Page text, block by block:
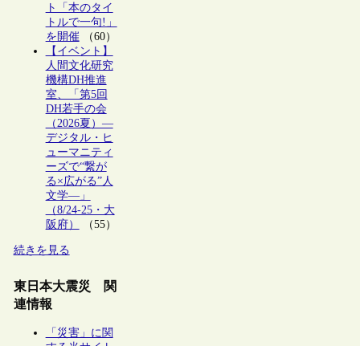
ト「本のタイ
トルで一句!」
を開催（60）
【イベント】
人間文化研究
機構DH推進
室、「第5回
DH若手の会
（2026夏）―
デジタル・ヒ
ューマニティ
ーズで“繋が
る×広がる”人
文学―」
（8/24-25・大
阪府）
（55）
続きを見る
東日本大震災 関
連情報
「災害」に関